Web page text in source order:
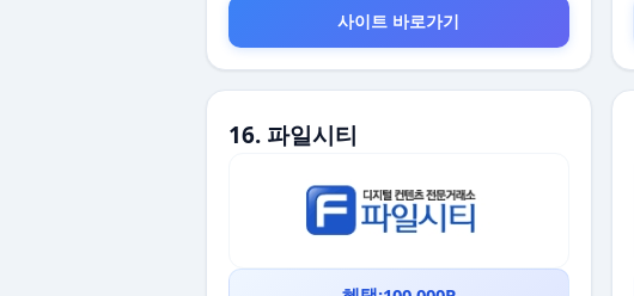
사이트 바로가기
16. 파일시티